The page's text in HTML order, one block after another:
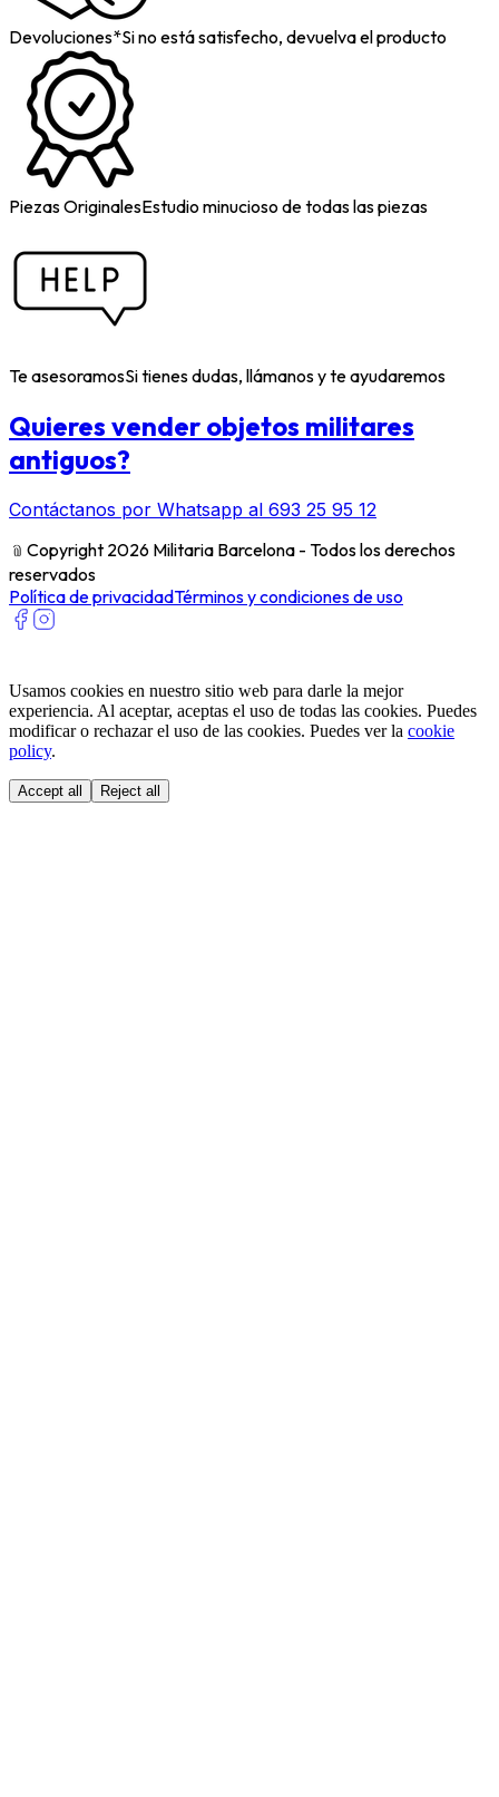
Devoluciones*Si no está satisfecho, devuelva el producto
Piezas OriginalesEstudio minucioso de todas las piezas
Te asesoramosSi tienes dudas, llámanos y te ayudaremos
Quieres vender objetos militares
antiguos?
Contáctanos por Whatsapp al 693 25 95 12
﹫ Copyright 2026 Militaria Barcelona - Todos los derechos
reservados
Política de privacidadTérminos y condiciones de uso
Usamos cookies en nuestro sitio web para darle la mejor
experiencia. Al aceptar, aceptas el uso de todas las cookies. Puedes
modificar o rechazar el uso de las cookies. Puedes ver la cookie
policy.
Accept all Reject all